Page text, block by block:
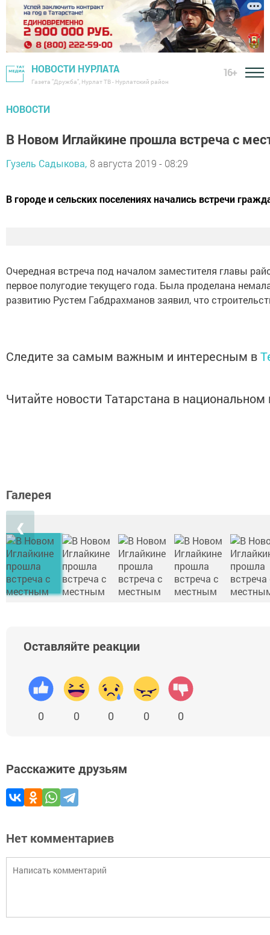
НОВОСТИ НУРЛАТА
Газета "Дружба", Нурлат ТВ - Нурлатский район
16+
НОВОСТИ
В Новом Иглайкине прошла встреча с
Гузель Садыкова, 8 августа 2019 - 08:29
В городе и сельских поселениях начались встречи
Очередная встреча под началом заместителя главы
первое полугодие текущего года. Была проделана
развитию Рустем Габдрахманов заявил, что
Следите за самым важным и интересным в
Читайте новости Татарстана в
Галерея
❮
Оставляйте реакции
0 0 0 0 0
Расскажите друзьям
Нет комментариев